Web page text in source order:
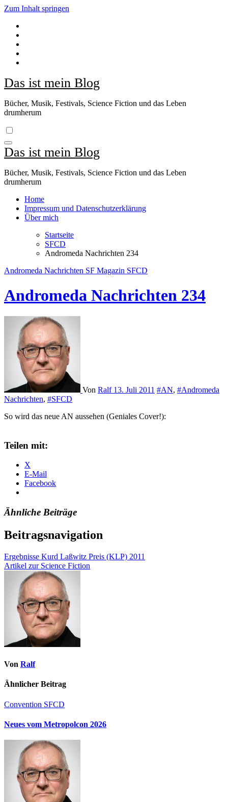
Zum Inhalt springen
Das ist mein Blog
Bücher, Musik, Festivals, Science Fiction und das Leben
drumherum
Das ist mein Blog
Bücher, Musik, Festivals, Science Fiction und das Leben
drumherum
Home
Impressum und Datenschutzerklärung
Über mich
Startseite
SFCD
Andromeda Nachrichten 234
Andromeda Nachrichten SF Magazin SFCD
Andromeda Nachrichten 234
Von Ralf 13. Juli 2011 #AN, #Andromeda
Nachrichten, #SFCD
So wird das neue AN aussehen (Geniales Cover!):
Teilen mit:
X
E-Mail
Facebook
Ähnliche Beiträge
Beitragsnavigation
Ergebnisse Kurd Laßwitz Preis (KLP) 2011
Artikel zur Science Fiction
Von Ralf
Ähnlicher Beitrag
Convention SFCD
Neues vom Metropolcon 2026